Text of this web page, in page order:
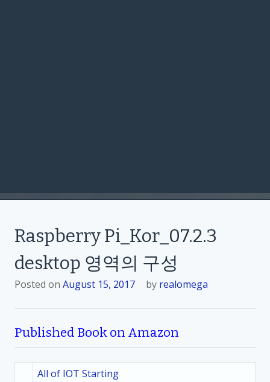
Raspberry Pi_Kor_07.2.3
desktop 영역의 구성
Posted on August 15, 2017 by realomega
Published Book on Amazon
All of IOT Starting